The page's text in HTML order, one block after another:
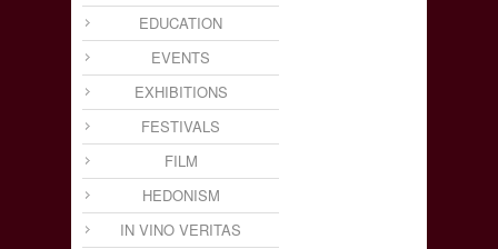
EDUCATION
EVENTS
EXHIBITIONS
FESTIVALS
FILM
HEDONISM
IN VINO VERITAS